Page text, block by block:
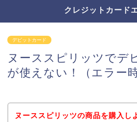
クレジットカード
デビットカード
ヌーススピリッツでデ
が使えない！（エラー
ヌーススピリッツの商品を購入し